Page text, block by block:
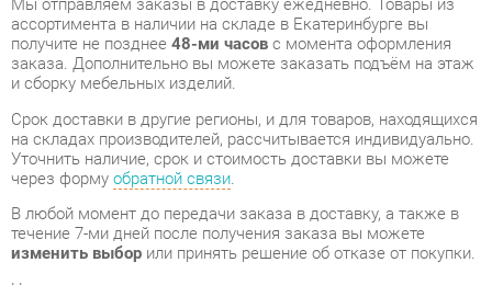
и сборку мебельных изделий.
Срок доставки в другие регионы, и для товаров, находящихся
на складах производителей, рассчитывается индивидуально.
Уточнить наличие, срок и стоимость доставки вы можете
В любой момент до передачи заказа в доставку, а также в
течение 7-ми дней после получения заказа вы можете
изменить выборили принять решение об отказе от покупки.
Несмотря на качественную упаковку, готовые комплекты
могут быть повреждены при транспортировке. Если Вы
заметили дефект при приёме - мы заменим поврежденную
Повторная доставка товара -